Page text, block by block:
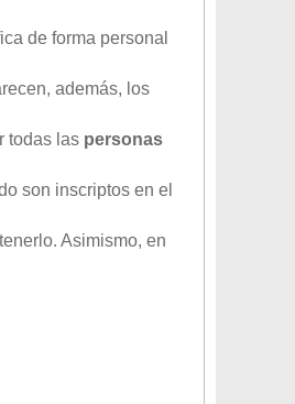
de forma personal
además, los
todas las personas
son inscriptos en el
Asimismo, en